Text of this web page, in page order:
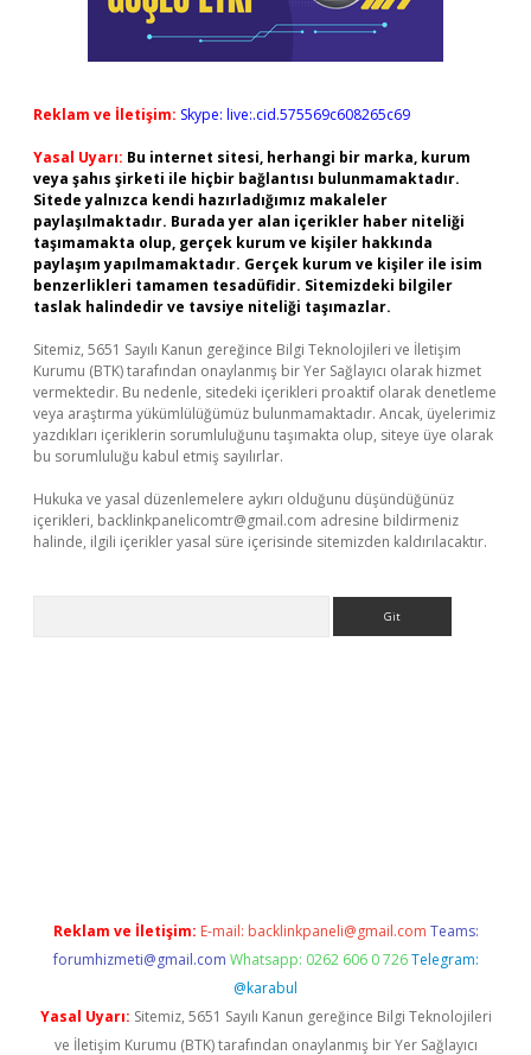
Reklam ve İletişim: Skype: live:.cid.575569c608265c69
Yasal Uyarı: Bu internet sitesi, herhangi bir marka, kurum
veya şahıs şirketi ile hiçbir bağlantısı bulunmamaktadır.
Sitede yalnızca kendi hazırladığımız makaleler
paylaşılmaktadır. Burada yer alan içerikler haber niteliği
taşımamakta olup, gerçek kurum ve kişiler hakkında
paylaşım yapılmamaktadır. Gerçek kurum ve kişiler ile isim
benzerlikleri tamamen tesadüfidir. Sitemizdeki bilgiler
taslak halindedir ve tavsiye niteliği taşımazlar.
Sitemiz, 5651 Sayılı Kanun gereğince Bilgi Teknolojileri ve İletişim
Kurumu (BTK) tarafından onaylanmış bir Yer Sağlayıcı olarak hizmet
vermektedir. Bu nedenle, sitedeki içerikleri proaktif olarak denetleme
veya araştırma yükümlülüğümüz bulunmamaktadır. Ancak, üyelerimiz
yazdıkları içeriklerin sorumluluğunu taşımakta olup, siteye üye olarak
bu sorumluluğu kabul etmiş sayılırlar.
Hukuka ve yasal düzenlemelere aykırı olduğunu düşündüğünüz
içerikleri, backlinkpanelicomtr@gmail.com adresine bildirmeniz
halinde, ilgili içerikler yasal süre içerisinde sitemizden kaldırılacaktır.
Reklam ve İletişim: E-mail: backlinkpaneli@gmail.com Teams:
forumhizmeti@gmail.com Whatsapp: 0262 606 0 726 Telegram:
@karabul
Yasal Uyarı: Sitemiz, 5651 Sayılı Kanun gereğince Bilgi Teknolojileri
ve İletişim Kurumu (BTK) tarafından onaylanmış bir Yer Sağlayıcı